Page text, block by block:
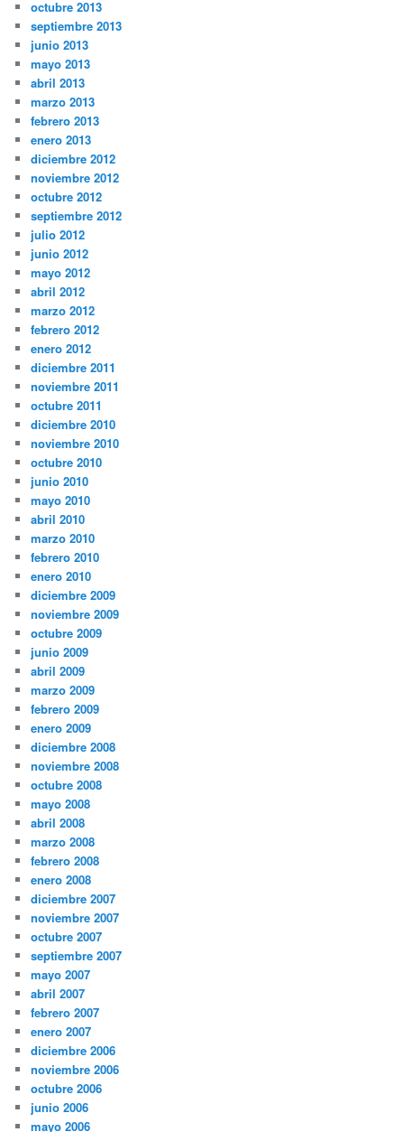
octubre 2013
septiembre 2013
junio 2013
mayo 2013
abril 2013
marzo 2013
febrero 2013
enero 2013
diciembre 2012
noviembre 2012
octubre 2012
septiembre 2012
julio 2012
junio 2012
mayo 2012
abril 2012
marzo 2012
febrero 2012
enero 2012
diciembre 2011
noviembre 2011
octubre 2011
diciembre 2010
noviembre 2010
octubre 2010
junio 2010
mayo 2010
abril 2010
marzo 2010
febrero 2010
enero 2010
diciembre 2009
noviembre 2009
octubre 2009
junio 2009
abril 2009
marzo 2009
febrero 2009
enero 2009
diciembre 2008
noviembre 2008
octubre 2008
mayo 2008
abril 2008
marzo 2008
febrero 2008
enero 2008
diciembre 2007
noviembre 2007
octubre 2007
septiembre 2007
mayo 2007
abril 2007
febrero 2007
enero 2007
diciembre 2006
noviembre 2006
octubre 2006
junio 2006
mayo 2006